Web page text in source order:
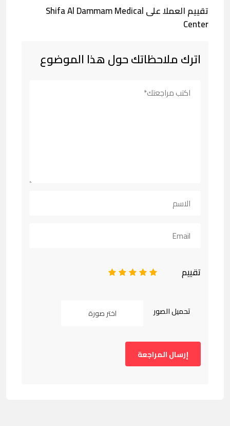
تقييم العملا على Shifa Al Dammam Medical
Center
اترك ملاحظاتك حول هذا الموضوع
تقييم 5
4
3
2
تحميل الصور اختر صورة